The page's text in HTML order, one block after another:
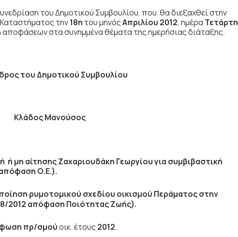
του Δημοτικού Συμβουλίου, που θα διεξαχθεί στην
την18η του μηνόςΑπριλίου 2012, ημέρα Τετάρτη
αποφάσεων στα συνημμένα θέματα της ημερήσιας διάταξης.
του Δημοτικού Συμβουλίου
Κλάδος Μανούσος
ή μη αίτησης Ζαχαριουδάκη Γεωργίου για συμβιβαστική
Ο.Ε.).
ρυμοτομικού σχεδίου οικισμού Περάματος στην
2012 απόφαση Ποιότητας Ζωής).
πρ/σμούοικ. έτους 2012.